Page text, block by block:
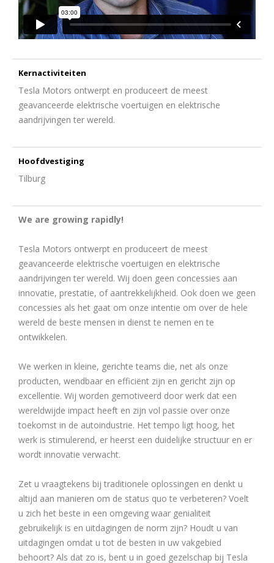
Kernactiviteiten
Tesla Motors ontwerpt en produceert de meest
geavanceerde elektrische voertuigen en elektrische
aandrijvingen ter wereld.
Hoofdvestiging
Tilburg
We are growing rapidly!
Tesla Motors ontwerpt en produceert de meest
geavanceerde elektrische voertuigen en elektrische
aandrijvingen ter wereld. Wij doen geen concessies aan
innovatie, prestatie, of aantrekkelijkheid. Ook doen we geen
concessies als het gaat om onze intentie om over de hele
wereld de beste mensen in dienst te nemen en te
ontwikkelen.
We werken in kleine, gerichte teams die, net als onze
producten, wendbaar en efficiënt zijn en gericht zijn op
excellentie. Wij worden gemotiveerd door werk dat een
wereldwijde impact heeft en zijn vol passie over onze
toekomst in de autoindustrie. Het tempo ligt hoog, het
werk is stimulerend, er heerst een duidelijke structuur en er
wordt innovatie verwacht.
Zet u vraagtekens bij traditionele oplossingen en denkt u
altijd aan manieren om de status quo te verbeteren? Voelt
u zich het beste in een omgeving waar genialiteit
gebruikelijk is en uitdagingen de norm zijn? Houdt u van
uitdagingen omdat u tot de besten in uw vakgebied
behoort? Als dat zo is, bent u in goed gezelschap bij Tesla